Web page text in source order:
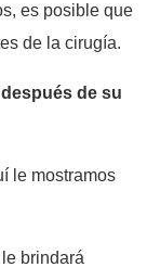
es posible que
de la cirugía.
de su
le mostramos
brindará